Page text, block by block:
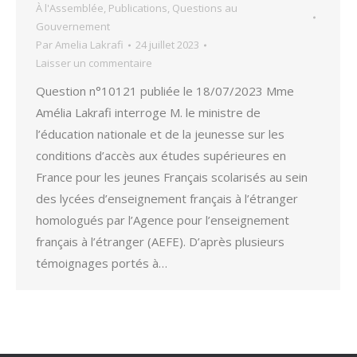
À l'Assemblée, Publications, Questions au
Gouvernement
ParAmelia Lakrafi
24 juillet 2023
Laisser un commentaire
Question n°10121 publiée le 18/07/2023 Mme
Amélia Lakrafi interroge M. le ministre de
l’éducation nationale et de la jeunesse sur les
conditions d’accès aux études supérieures en
France pour les jeunes Français scolarisés au sein
des lycées d’enseignement français à l’étranger
homologués par l’Agence pour l’enseignement
français à l’étranger (AEFE). D’après plusieurs
témoignages portés à…